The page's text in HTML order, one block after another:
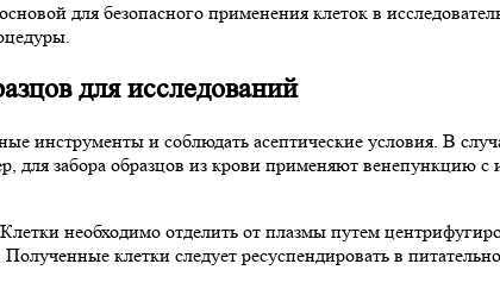
для безопасного применения клеток в
для исследований
инструменты и соблюдать асептические условия. В
забора образцов из крови применяют венепункцию
необходимо отделить от плазмы путем
клетки следует ресуспендировать в